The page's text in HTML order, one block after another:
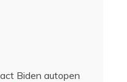
Biden autopen